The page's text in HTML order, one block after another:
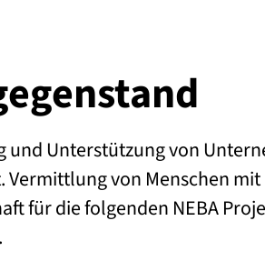
Unterstützung von
von Menschen
für die folgenden NEBA